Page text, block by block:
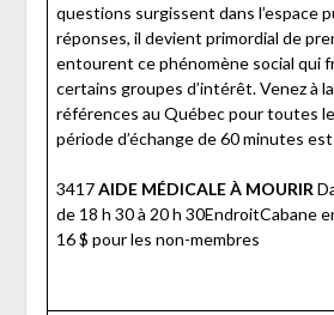
questions surgissent dans l’espace
réponses, il devient primordial de
entourent ce phénomène social qui
certains groupes d’intérêt. Venez à
références au Québec pour toutes
période d’échange de 60 minutes
3417AIDE MÉDICALE À MOURIR
de 18 h 30 à 20 h 30EndroitCabane
16 $ pour les non-membres